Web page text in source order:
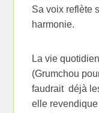
Sa voix reflète
harmonie.
La vie
(Grumchou
faudrait déjà
elle